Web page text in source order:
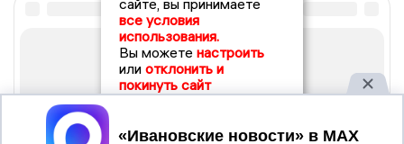
сайте, вы принимаете
все условия
использования.
Вы можете настроить
или отклонить и
покинуть сайт
Принять